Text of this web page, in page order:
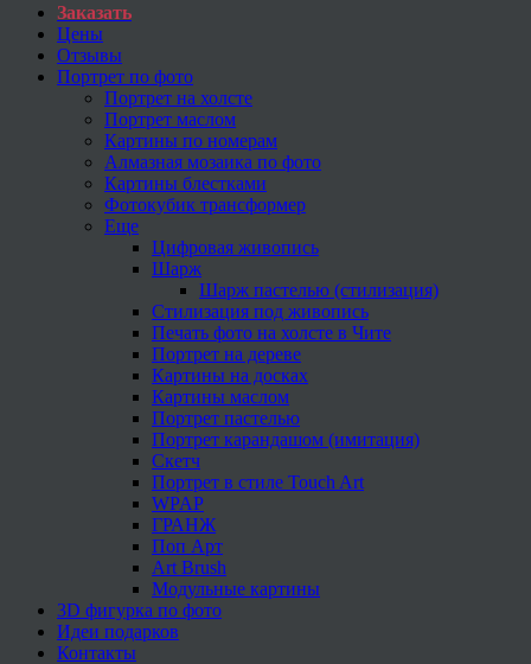
Заказать
Цены
Отзывы
Портрет по фото
Портрет на холсте
Портрет маслом
Картины по номерам
Алмазная мозаика по фото
Картины блестками
Фотокубик трансформер
Еще
Цифровая живопись
Шарж
Шарж пастелью (стилизация)
Стилизация под живопись
Печать фото на холсте в Чите
Портрет на дереве
Картины на досках
Картины маслом
Портрет пастелью
Портрет карандашом (имитация)
Скетч
Портрет в стиле Touch Art
WPAP
ГРАНЖ
Поп Арт
Art Brush
Модульные картины
3D фигурка по фото
Идеи подарков
Контакты